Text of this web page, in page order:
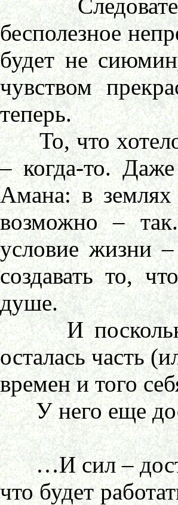
бесполезное
будет не
чувством
теперь.
То, что
– когда-то.
Амана: в
возможно –
условие жизни
создавать то,
душе.
И поскольку
осталась часть
времен и того
У него еще
…И сил –
что будет